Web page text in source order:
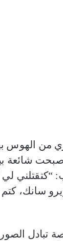
من الهوس
أصبحت شائعة
لي
سانك، كتم
تبادل